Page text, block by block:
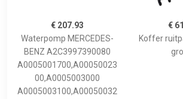
€ 207.93
Waterpomp MERCEDES-
BENZ A2C3997390080
A0005001700,A00050023
00,A0005003000
A0005003100,A00050032
€
Koffer